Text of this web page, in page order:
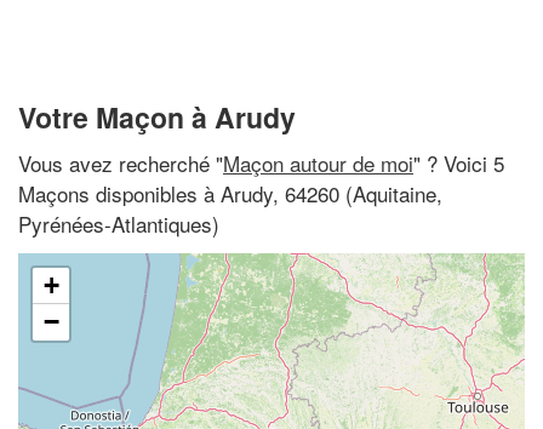
Votre Maçon à Arudy
Vous avez recherché "Maçon autour de moi" ? Voici 5
Maçons disponibles à Arudy, 64260 (Aquitaine,
Pyrénées-Atlantiques)
+
−